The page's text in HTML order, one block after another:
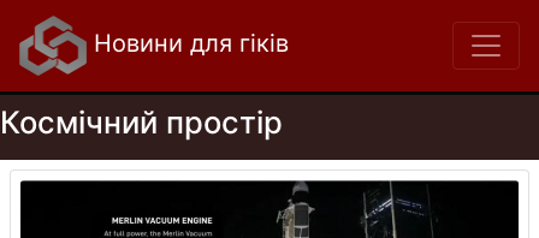
Новини для гіків
Космічний простір